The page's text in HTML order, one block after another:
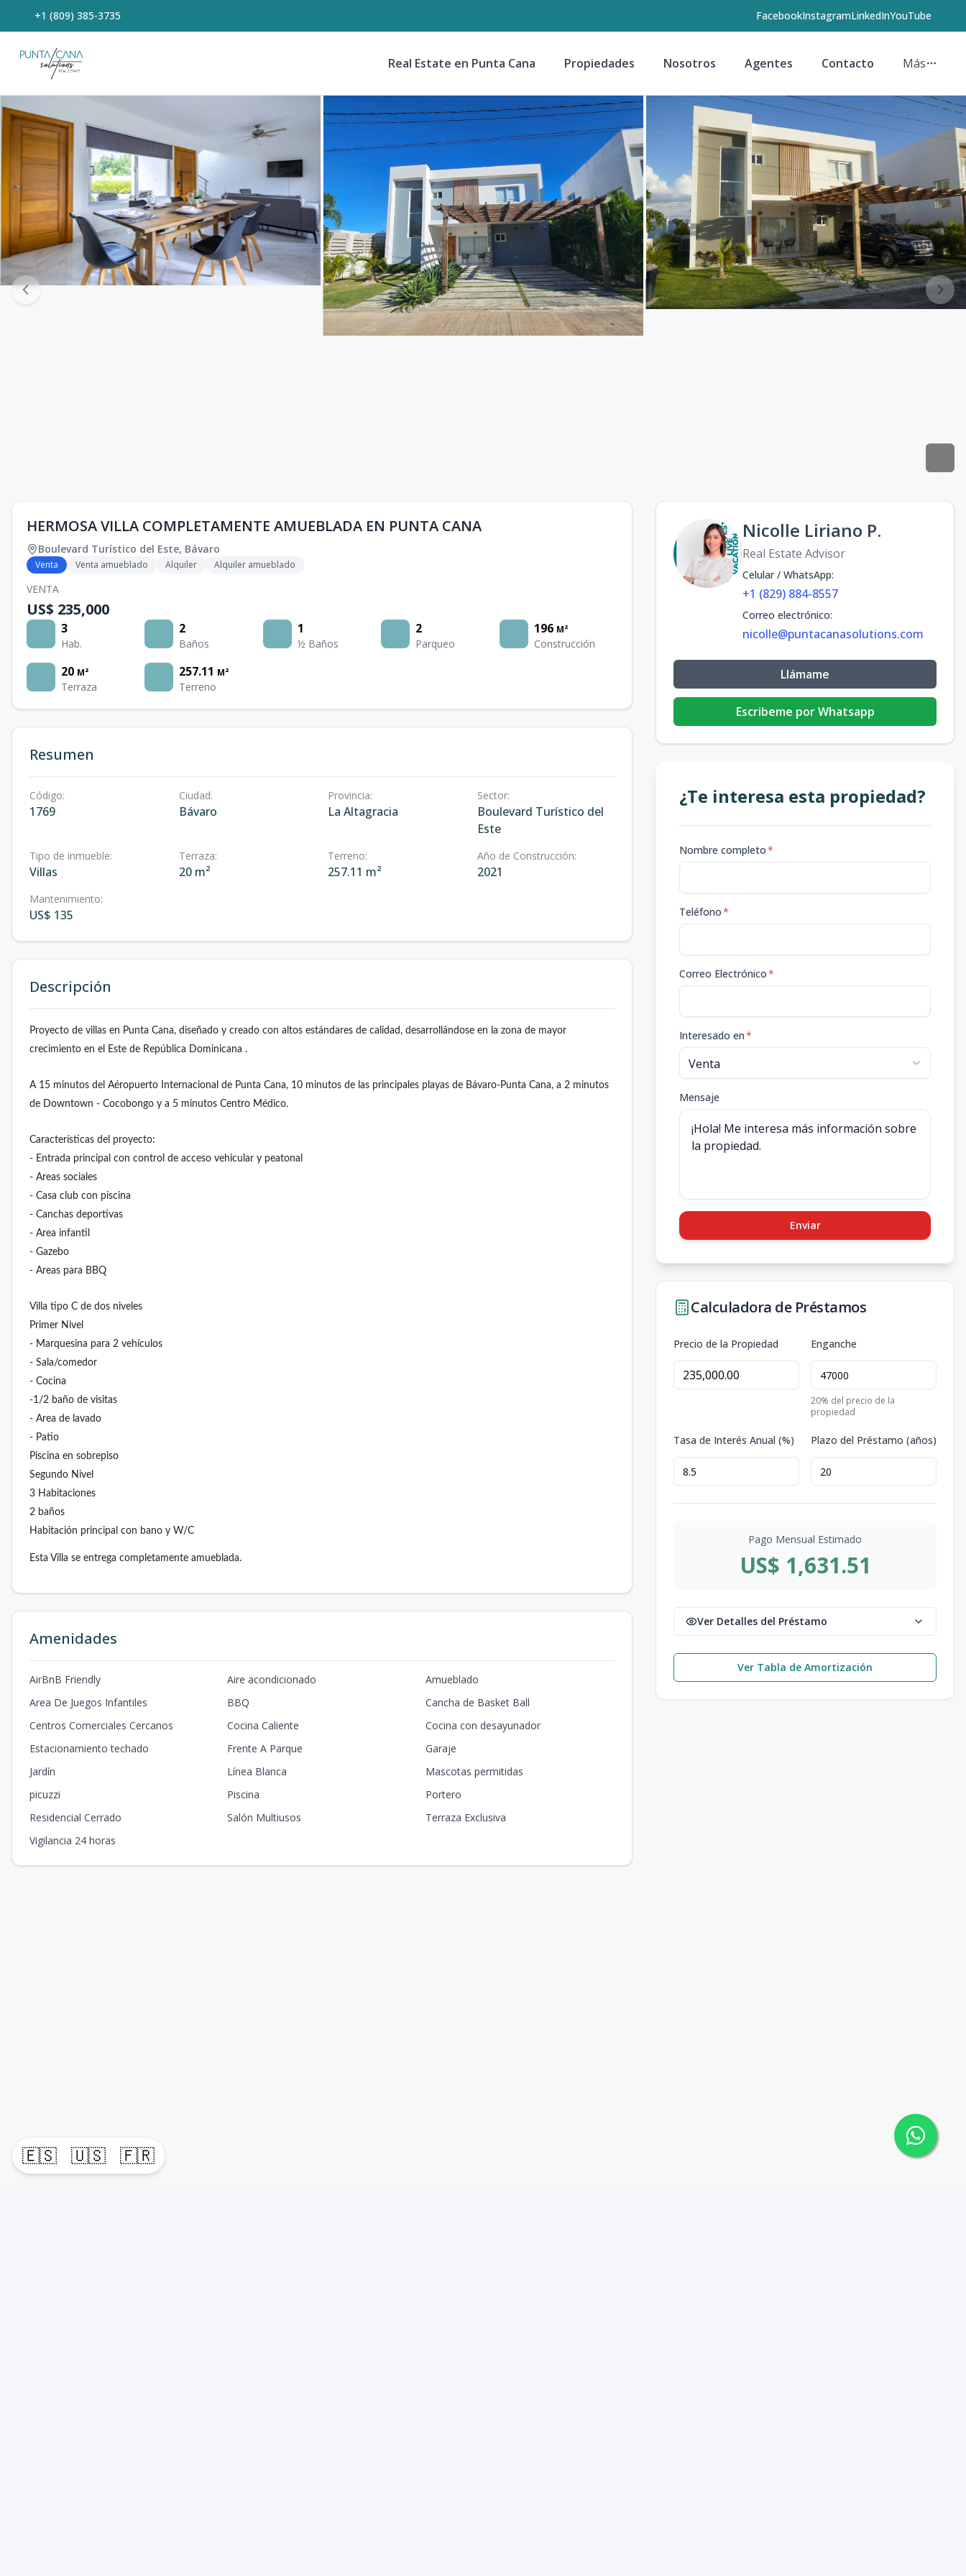
🇪🇸 🇺🇸 🇫🇷
+1 (809) 385-3735 FacebookInstagramLinkedInYouTube
Real Estate en Punta Cana Propiedades Nosotros Agentes Contacto Más
HERMOSA VILLA COMPLETAMENTE AMUEBLADA EN PUNTA CANA
Boulevard Turístico del Este, Bávaro
Venta Venta amueblado Alquiler Alquiler amueblado
VENTA
US$ 235,000
3
Hab.
2
Baños
1
½ Baños
2
Parqueo
196 M²
Construcción
20 M²
Terraza
257.11 M²
Terreno
Resumen
Código:
1769
Ciudad:
Bávaro
Provincia:
La Altagracia
Sector:
Boulevard Turístico del
Este
Tipo de inmueble:
Villas
Terraza:
20 m²
Terreno:
257.11 m²
Año de Construcción:
2021
Mantenimiento:
US$ 135
Descripción
Proyecto de villas en Punta Cana, diseñado y creado con altos estándares de calidad, desarrollándose en la zona de mayor
crecimiento en el Este de República Dominicana .
A 15 minutos del Aéropuerto Internacional de Punta Cana, 10 minutos de las principales playas de Bávaro-Punta Cana, a 2 minutos
de Downtown - Cocobongo y a 5 minutos Centro Médico.
Características del proyecto:
- Entrada principal con control de acceso vehicular y peatonal
- Areas sociales
- Casa club con piscina
- Canchas deportivas
- Area infantil
- Gazebo
- Areas para BBQ
Villa tipo C de dos niveles
Primer Nivel
- Marquesina para 2 vehículos
- Sala/comedor
- Cocina
-1/2 baño de visitas
- Area de lavado
- Patio
Piscina en sobrepiso
Segundo Nivel
3 Habitaciones
2 baños
Habitación principal con bano y W/C
Esta Villa se entrega completamente amueblada.
Amenidades
AirBnB Friendly Aire acondicionado
Amueblado
Area De Juegos Infantiles
BBQ
Cancha de Basket Ball
Centros Comerciales Cercanos
Cocina Caliente
Cocina con desayunador
Estacionamiento techado
Frente A Parque
Garaje
Jardín
Línea Blanca
Mascotas permitidas
picuzzi
Piscina
Portero
Residencial Cerrado
Salón Multiusos
Terraza Exclusiva
Vigilancia 24 horas
Nicolle Liriano P.
Real Estate Advisor
Celular / WhatsApp:
+1 (829) 884-8557
Correo electrónico:
nicolle@puntacanasolutions.com
Llámame
Escribeme por Whatsapp
¿Te interesa esta propiedad?
Nombre completo*
Teléfono*
Correo Electrónico*
Interesado en*
Mensaje
Enviar
Calculadora de Préstamos
Precio de la Propiedad Enganche
20% del precio de la
propiedad
Tasa de Interés Anual (%) Plazo del Préstamo (años)
Pago Mensual Estimado
US$ 1,631.51
Ver Detalles del Préstamo
Ver Tabla de Amortización